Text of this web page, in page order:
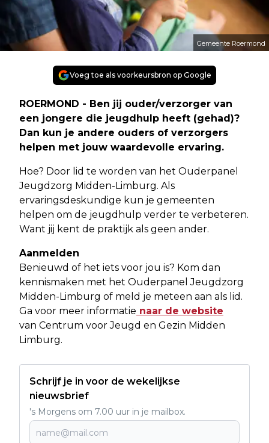
Gemeente Roermond
Voeg toe als voorkeursbron op Google
ROERMOND - Ben jij ouder/verzorger van
een jongere die jeugdhulp heeft (gehad)?
Dan kun je andere ouders of verzorgers
helpen met jouw waardevolle ervaring.
Hoe? Door lid te worden van het Ouderpanel
Jeugdzorg Midden-Limburg. Als
ervaringsdeskundige kun je gemeenten
helpen om de jeugdhulp verder te verbeteren.
Want jij kent de praktijk als geen ander.
Aanmelden
Benieuwd of het iets voor jou is? Kom dan
kennismaken met het Ouderpanel Jeugdzorg
Midden-Limburg of meld je meteen aan als lid.
Ga voor meer informatie naar de website
van Centrum voor Jeugd en Gezin Midden
Limburg.
Schrijf je in voor de wekelijkse
nieuwsbrief
's Morgens om 7.00 uur in je mailbox.